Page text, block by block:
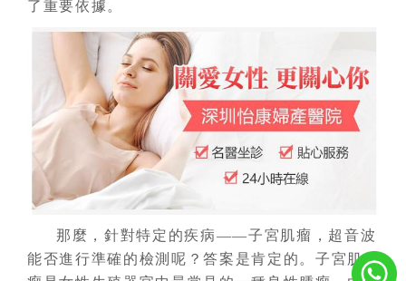
了重要依據。
那麼，針對特定的疾病——子宮肌瘤，超音波
能否進行準確的檢測呢？答案是肯定的。子宮肌